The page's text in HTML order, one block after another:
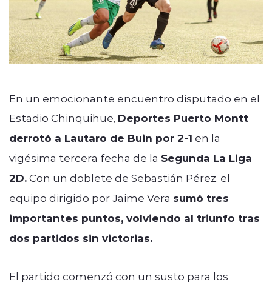
En un emocionante encuentro disputado en el
Estadio Chinquihue, Deportes Puerto Montt
derrotó a Lautaro de Buin por 2-1 en la
vigésima tercera fecha de la Segunda La Liga
2D.Con un doblete de Sebastián Pérez, el
equipo dirigido por Jaime Vera sumó tres
importantes puntos, volviendo al triunfo tras
dos partidos sin victorias.
El partido comenzó con un susto para los